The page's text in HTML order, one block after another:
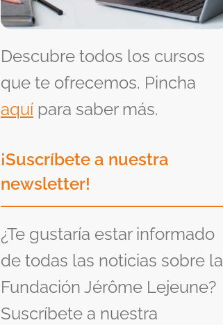
Descubre todos los cursos
que te ofrecemos. Pincha
aquí para saber más.
¡Suscríbete a nuestra
newsletter!
¿Te gustaría estar informado
de todas las noticias sobre la
Fundación Jérôme Lejeune?
Suscríbete a nuestra